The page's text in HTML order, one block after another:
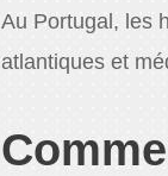
Au Portugal, les
atlantiques et